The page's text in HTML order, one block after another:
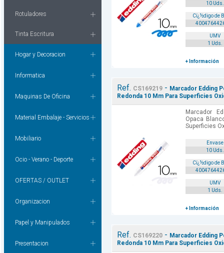
Rotuladores
Tinta Escritura
Hogar y Decoracion
Informatica
Maquinas De Oficina
Material Embalaje - Servicios
Mobiliario
Ocio - Verano - Deporte
OFERTAS / OUTLET
Organizacion
Papel y Manipulados
Presentacion
10 Uds.
Cï¿½digo de
UMV
1 Uds.
+ Información
Ref. CS169219- Marcador Edding
Redonda 10 Mm Para Superficies
Marcador
Opaca
Superficies
Envase
10 Uds.
Cï¿½digo de
UMV
1 Uds.
+ Información
Ref. CS169220- Marcador Edding
Redonda 10 Mm Para Superficies